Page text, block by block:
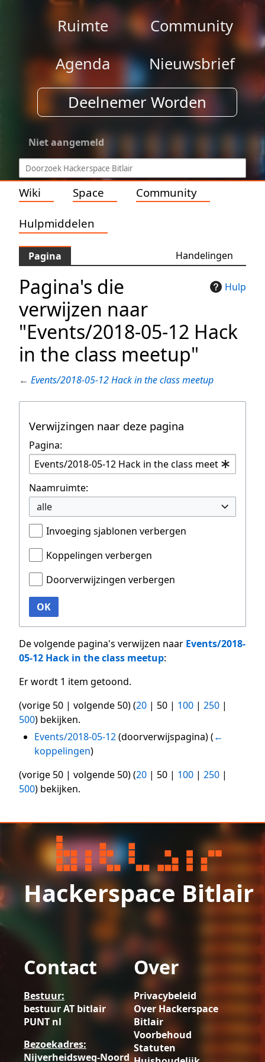
Ruimte
Community
Agenda
Nieuwsbrief
Deelnemer Worden
Niet aangemeld
Wiki Space Community
Hulpmiddelen
Pagina Handelingen
Hulp
Pagina's die
verwijzen naar
"Events/2018-05-12 Hack
in the class meetup"
← Events/2018-05-12 Hack in the class meetup
Verwijzingen naar deze pagina
Pagina:
Naamruimte:
alle
Invoeging sjablonen verbergen
Koppelingen verbergen
Doorverwijzingen verbergen
OK
De volgende pagina's verwijzen naar Events/2018-
05-12 Hack in the class meetup:
Er wordt 1 item getoond.
(vorige 50 | volgende 50) (20 | 50 | 100 | 250 |
500) bekijken.
Events/2018-05-12(doorverwijspagina)(←
koppelingen)
(vorige 50 | volgende 50) (20 | 50 | 100 | 250 |
500) bekijken.
Hackerspace Bitlair
Contact
Bestuur:
bestuur AT bitlair
PUNT nl
Bezoekadres:
Nijverheidsweg-Noord
Over
Privacybeleid
Over Hackerspace
Bitlair
Voorbehoud
Statuten